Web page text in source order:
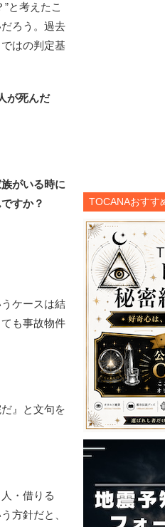
と考えたこ
ろう。過去
はの判定基
が死んだ
がいる時に
すか？
ケースは結
も事故物件
』と文句を
・借りる
方針だと、
TOCANAおすす